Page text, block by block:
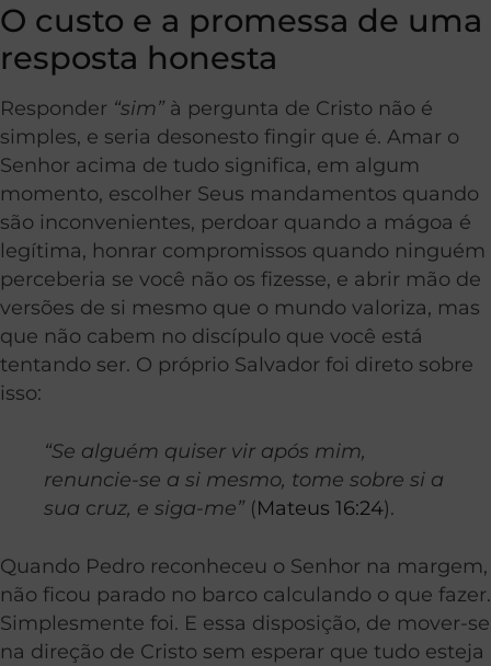
O custo e a promessa de uma
resposta honesta
Responder “sim”à pergunta de Cristo não é
simples, e seria desonesto fingir que é. Amar o
Senhor acima de tudo significa, em algum
momento, escolher Seus mandamentos quando
são inconvenientes, perdoar quando a mágoa é
legítima, honrar compromissos quando ninguém
perceberia se você não os fizesse, e abrir mão de
versões de si mesmo que o mundo valoriza, mas
que não cabem no discípulo que você está
tentando ser. O próprio Salvador foi direto sobre
isso:
“Se alguém quiser vir após mim,
renuncie-se a si mesmo, tome sobre si a
sua cruz, e siga-me”(Mateus 16:24).
Quando Pedro reconheceu o Senhor na margem,
não ficou parado no barco calculando o que fazer.
Simplesmente foi. E essa disposição, de mover-se
na direção de Cristo sem esperar que tudo esteja